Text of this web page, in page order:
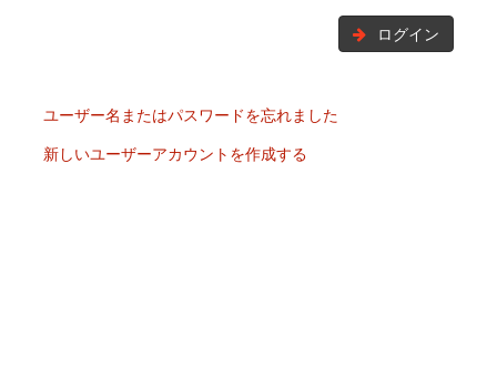
ログイン
ユーザー名またはパスワードを忘れました
新しいユーザーアカウントを作成する